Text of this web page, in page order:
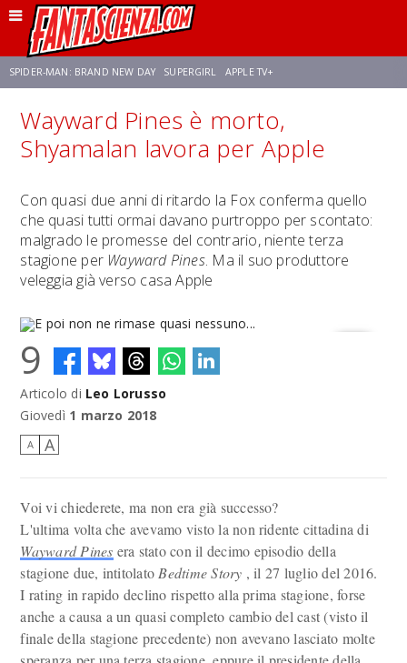
SPIDER-MAN: BRAND NEW DAY SUPERGIRL APPLE TV+
FRANCO RICCIARDIELLO ZENDAYA STAR TREK AVENGERS: DOOMSDAY
Wayward Pines è morto,
Shyamalan lavora per Apple
Con quasi due anni di ritardo la Fox conferma quello
che quasi tutti ormai davano purtroppo per scontato:
malgrado le promesse del contrario, niente terza
stagione per Wayward Pines. Ma il suo produttore
veleggia già verso casa Apple
E poi non ne rimase quasi nessuno...
9
Articolo di Leo Lorusso
Giovedì 1 marzo 2018
A A
Voi vi chiederete, ma non era già successo?
L'ultima volta che avevamo visto la non ridente cittadina di
Wayward Pines era stato con il decimo episodio della
stagione due, intitolato Bedtime Story , il 27 luglio del 2016.
I rating in rapido declino rispetto alla prima stagione, forse
anche a causa a un quasi completo cambio del cast (visto il
finale della stagione precedente) non avevano lasciato molte